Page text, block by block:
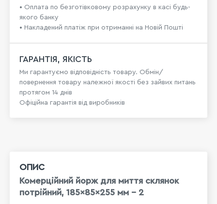
• Оплата по безготівковому розрахунку в касі будь-
якого банку
• Накладений платіж при отриманні на Новій Пошті
ГАРАНТІЯ, ЯКІСТЬ
Ми гарантуємо відповідність товару. Обмін/
повернення товару належної якості без зайвих питань
протягом 14 днів
Офіційна гарантія від виробників
ОПИС
Комерційний йорж для миття склянок
потрійний, 185×85×255 мм - 2